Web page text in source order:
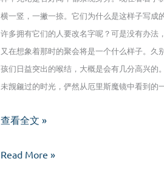
横一竖，一撇一捺。它们为什么是这样子写成
许多拥有它们的人要改名字呢？可是没有办法
又在想象着那时的聚会将是一个什么样子。
孩们日益突出的喉结，大概是会有几分高兴的
未觊觎过的时光，俨然从厄里斯魔镜中看到
时
村
查看全文 »
时
Read More »